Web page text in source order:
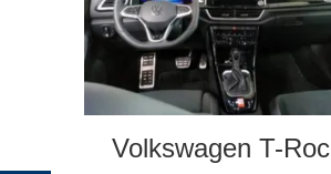
Volkswagen T-Roc